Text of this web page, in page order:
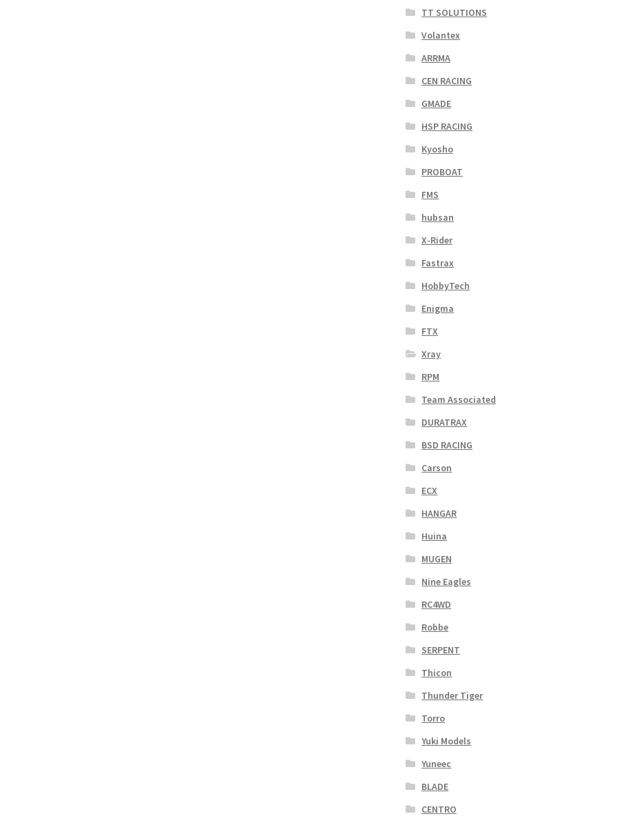
TT SOLUTIONS
Volantex
ARRMA
CEN RACING
GMADE
HSP RACING
Kyosho
PROBOAT
FMS
hubsan
X-Rider
Fastrax
HobbyTech
Enigma
FTX
Xray
RPM
Team Associated
DURATRAX
BSD RACING
Carson
ECX
HANGAR
Huina
MUGEN
Nine Eagles
RC4WD
Robbe
SERPENT
Thicon
Thunder Tiger
Torro
Yuki Models
Yuneec
BLADE
CENTRO